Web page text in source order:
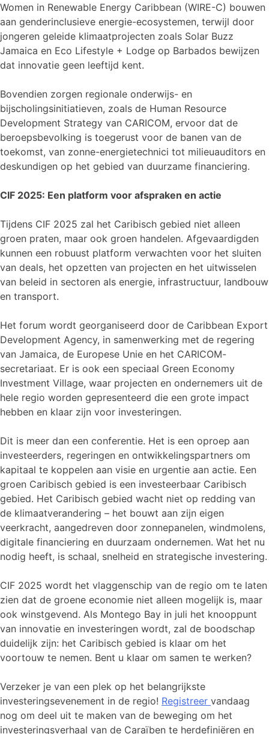
Women in Renewable Energy Caribbean (WIRE-C) bouwen
aan genderinclusieve energie-ecosystemen, terwijl door
jongeren geleide klimaatprojecten zoals Solar Buzz
Jamaica en Eco Lifestyle + Lodge op Barbados bewijzen
dat innovatie geen leeftijd kent.
Bovendien zorgen regionale onderwijs- en
bijscholingsinitiatieven, zoals de Human Resource
Development Strategy van CARICOM, ervoor dat de
beroepsbevolking is toegerust voor de banen van de
toekomst, van zonne-energietechnici tot milieuauditors en
deskundigen op het gebied van duurzame financiering.
CIF 2025: Een platform voor afspraken en actie
Tijdens CIF 2025 zal het Caribisch gebied niet alleen
groen praten, maar ook groen handelen. Afgevaardigden
kunnen een robuust platform verwachten voor het sluiten
van deals, het opzetten van projecten en het uitwisselen
van beleid in sectoren als energie, infrastructuur, landbouw
en transport.
Het forum wordt georganiseerd door de Caribbean Export
Development Agency, in samenwerking met de regering
van Jamaica, de Europese Unie en het CARICOM-
secretariaat. Er is ook een speciaal Green Economy
Investment Village, waar projecten en ondernemers uit de
hele regio worden gepresenteerd die een grote impact
hebben en klaar zijn voor investeringen.
Dit is meer dan een conferentie. Het is een oproep aan
investeerders, regeringen en ontwikkelingspartners om
kapitaal te koppelen aan visie en urgentie aan actie. Een
groen Caribisch gebied is een investeerbaar Caribisch
gebied. Het Caribisch gebied wacht niet op redding van
de klimaatverandering – het bouwt aan zijn eigen
veerkracht, aangedreven door zonnepanelen, windmolens,
digitale financiering en duurzaam ondernemen. Wat het nu
nodig heeft, is schaal, snelheid en strategische investering.
CIF 2025 wordt het vlaggenschip van de regio om te laten
zien dat de groene economie niet alleen mogelijk is, maar
ook winstgevend. Als Montego Bay in juli het knooppunt
van innovatie en investeringen wordt, zal de boodschap
duidelijk zijn: het Caribisch gebied is klaar om het
voortouw te nemen. Bent u klaar om samen te werken?
Verzeker je van een plek op het belangrijkste
investeringsevenement in de regio! Registreer vandaag
nog om deel uit te maken van de beweging om het
investeringsverhaal van de Caraïben te herdefiniëren en